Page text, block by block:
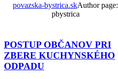
povazska-bystrica.skAuthor page:
pbystrica
POSTUP OBČANOV PRI
ZBERE KUCHYNSKÉHO
ODPADU